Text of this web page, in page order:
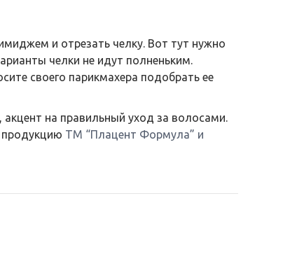
и отрезать челку. Вот тут нужно
челки не идут полненьким.
своего парикмахера подобрать ее
на правильный уход за волосами.
продукцию ТМ “Плацент Формула” и